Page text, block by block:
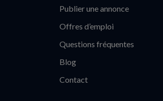
Publier une annonce
Offres d’emploi
Questions fréquentes
Blog
Contact